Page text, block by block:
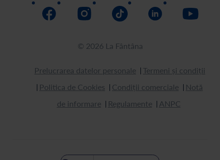
© 2026 La Fântâna
Prelucrarea datelor personale
Termeni și condiții
Politica de Cookies
Condiții comerciale
Notă
de informare
Regulamente ANPC